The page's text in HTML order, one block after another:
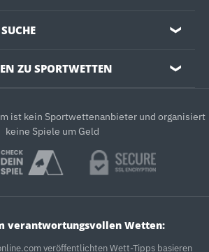
❯
ZU SPORTWETTEN ❯
ist kein Sportwettenanbieter und organisiert
keine Spiele um Geld
verantwortungsvollen Wetten:
veröffentlichten Wett-Tipps basieren